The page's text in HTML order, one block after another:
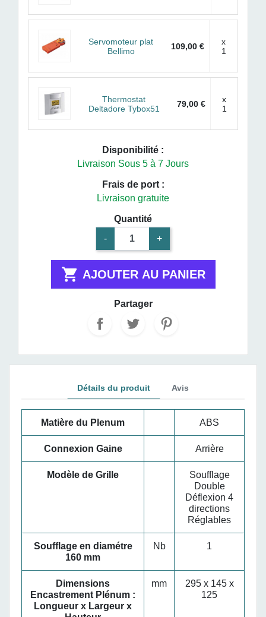
Servomoteur plat
Bellimo
109,00 €
x
1
Thermostat
Deltadore Tybox51
79,00 €
x
1
Disponibilité :
Livraison Sous 5 à 7 Jours
Frais de port :
Livraison gratuite
Quantité
-
+
 AJOUTER AU PANIER
Partager
Détails du produit Avis
Matière du Plenum ABS
Connexion Gaine Arrière
Modèle de Grille
Soufflage
Double
Déflexion 4
directions
Réglables
Soufflage en diamétre
160 mm
Nb 1
Dimensions
Encastrement Plénum :
Longueur x Largeur x
mm
295 x 145 x
125